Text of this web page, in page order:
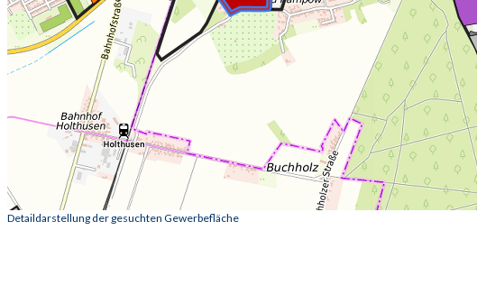
Detaildarstellung der gesuchten Gewerbefläche